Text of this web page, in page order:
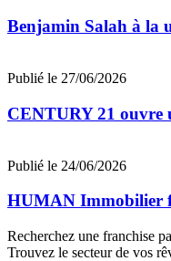
Benjamin Salah à la
Publié le 27/06/2026
CENTURY 21 ouvre
Publié le 24/06/2026
HUMAN Immobilier
Recherchez une franchise
Trouvez le secteur de vos